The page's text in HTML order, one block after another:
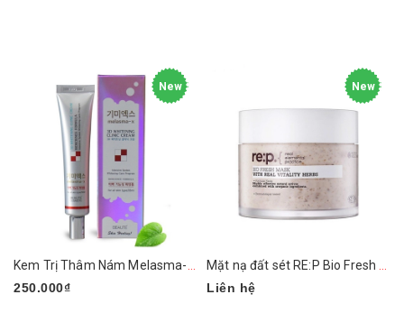
New
250.000₫
New
Liên hệ